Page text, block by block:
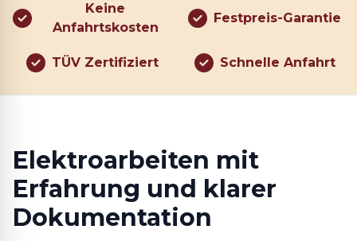
Keine
Anfahrtskosten
Festpreis-Garantie
TÜV Zertifiziert Schnelle Anfahrt
Elektroarbeiten mit
Erfahrung und klarer
Dokumentation